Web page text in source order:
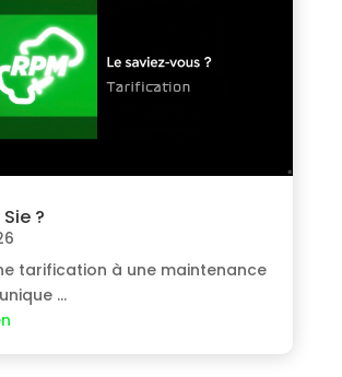
?
tarification à une maintenance
…